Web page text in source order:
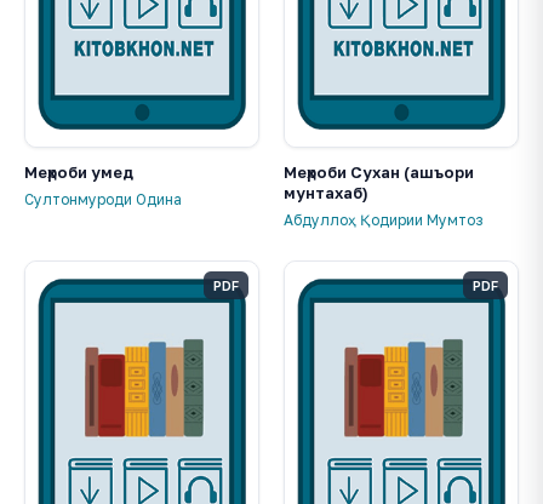
Меҳроби умед
Султонмуроди Одина
Меҳроби Сухан (ашъори
мунтахаб)
Абдуллоҳ Қодирии Мумтоз
PDF PDF